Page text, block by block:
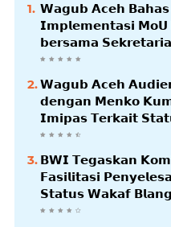
𝗪𝗮𝗴𝘂𝗯 𝗔𝗰𝗲𝗵 𝗕𝗮𝗵𝗮𝘀
𝗜𝗺𝗽𝗹𝗲𝗺𝗲𝗻𝘁𝗮𝘀𝗶 𝗠𝗼𝗨
𝗯𝗲𝗿𝘀𝗮𝗺𝗮
𝗪𝗮𝗴𝘂𝗯 𝗔𝗰𝗲𝗵
𝗱𝗲𝗻𝗴𝗮𝗻 𝗠𝗲𝗻𝗸𝗼
𝗜𝗺𝗶𝗽𝗮𝘀 𝗧𝗲𝗿𝗸𝗮𝗶𝘁
𝗕𝗹𝗮𝗻𝗴𝗽𝗮𝗱𝗮𝗻𝗴
𝗕𝗪𝗜 𝗧𝗲𝗴𝗮𝘀𝗸𝗮𝗻
𝗙𝗮𝘀𝗶𝗹𝗶𝘁𝗮𝘀𝗶
𝗦𝘁𝗮𝘁𝘂𝘀 𝗪𝗮𝗸𝗮𝗳